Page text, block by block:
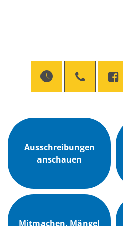
Ausschreibungen
anschauen
Mitmachen, Mängel